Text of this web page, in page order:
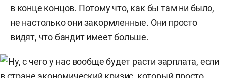
в конце концов. Потому что, как бы там ни было,
не настолько они закормленные. Они просто
видят, что бандит имеет больше.